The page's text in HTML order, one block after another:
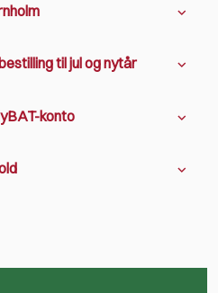
til jul og nytår
konto